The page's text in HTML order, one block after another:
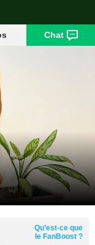
Chat
Qu’est-ce que
le FanBoost ?